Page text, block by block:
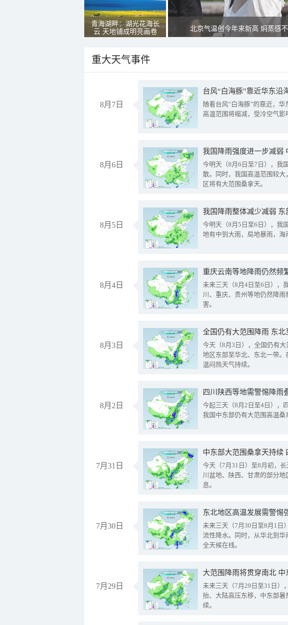
青海湖畔：湖光花海长
云 天地铺成明亮画卷
北京气温创今年来新高 焖蒸感
重大天气事件
8月7日
台风“白海豚”靠近华东沿
随着台风“白海豚”的靠近，
高温范围将缩减，受冷空气影
8月6日
今明天（8月6日至7日），我
散。同时，我国高温范围较
区将有大范围桑拿天。
8月5日
我国降雨整体减少减弱
今明天（8月5日至6日），我
地有中到大雨，局地暴雨，海
8月4日
重庆云南等地降雨仍然频
未来三天（8月4日至6日），
川、重庆、贵州等地仍然降
害。
8月3日
全国仍有大范围降雨 东
今天（8月3日），全国仍有
地区东部至华北、东北一带
温闷热天气持续。
8月2日
今起三天（8月2日至4日），
我国中东部仍有大范围高温桑
7月31日
中东部大范围桑拿天持续
今天（7月31日）至8月初，
川盆地、陕西、甘肃的部分
息。
7月30日
东北地区高温发展需警惕
未来三天（7月30日至8月1日
流性降水。同时，从华北到
全天候在线。
7月29日
大范围降雨将贯穿南北
未来三天（7月29日至31日）
抬、大陆高压东移，中东部
续。